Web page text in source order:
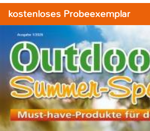
kostenloses Probeexemplar